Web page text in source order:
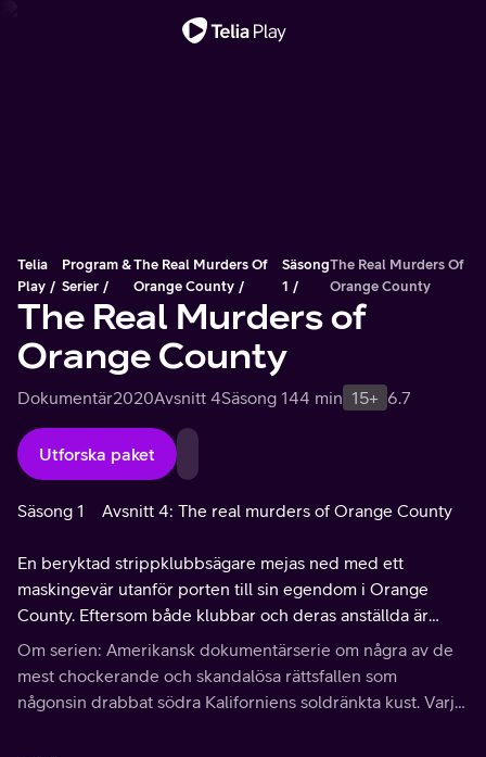
Telia
Play
Program &
Serier
The Real Murders Of
Orange County
Säsong
1
The Real Murders Of
Orange County
The Real Murders of
Orange County
Dokumentär2020Avsnitt 4Säsong 144 min 15+ 6.7
Utforska paket
Säsong 1 Avsnitt 4: The real murders of Orange County
En beryktad strippklubbsägare mejas ned med ett
maskingevär utanför porten till sin egendom i Orange
County. Eftersom både klubbar och deras anställda är
hemlighetsfulla är fallet en extrem utmaning för polisen.
Om serien: Amerikansk dokumentärserie om några av de
mest chockerande och skandalösa rättsfallen som
någonsin drabbat södra Kaliforniens soldränkta kust. Varje